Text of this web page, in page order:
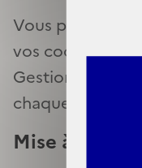
Vous pouvez à
vos cookies en
Gestion des
chaque page du
Mise à jour